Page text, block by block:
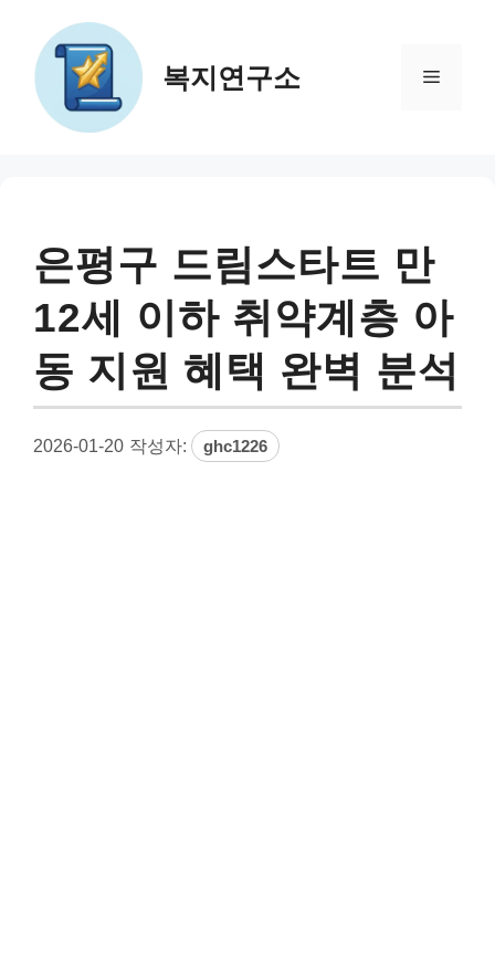
복지연구소 메
은평구 드림스타트 만
12세 이하 취약계층 아
동 지원 혜택 완벽 분석
2026-01-20 작성자: ghc1226